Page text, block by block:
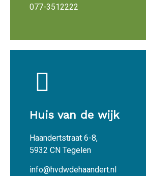
077-3512222
Huis van de wijk
Haandertstraat 6-8,
5932 CN Tegelen
info@hvdwdehaandert.nl